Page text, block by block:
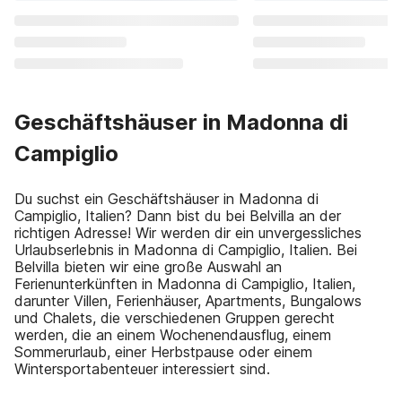
Geschäftshäuser in Madonna di
Campiglio
Du suchst ein Geschäftshäuser in Madonna di
Campiglio, Italien? Dann bist du bei Belvilla an der
richtigen Adresse! Wir werden dir ein unvergessliches
Urlaubserlebnis in Madonna di Campiglio, Italien. Bei
Belvilla bieten wir eine große Auswahl an
Ferienunterkünften in Madonna di Campiglio, Italien,
darunter Villen, Ferienhäuser, Apartments, Bungalows
und Chalets, die verschiedenen Gruppen gerecht
werden, die an einem Wochenendausflug, einem
Sommerurlaub, einer Herbstpause oder einem
Wintersportabenteuer interessiert sind.